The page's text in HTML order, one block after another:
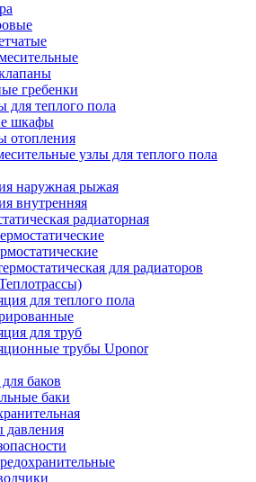
гребенки
для теплого пола
шкафы
отопления
узлы для теплого пола
наружная рыжая
внутренняя
радиаторная
для радиаторов
для теплого пола
для труб
трубы Uponor
баков
баки
давления